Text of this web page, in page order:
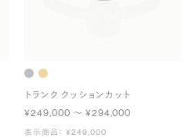
トランク クッションカット
¥249,000 〜 ¥294,000
表示商品： ¥249,000